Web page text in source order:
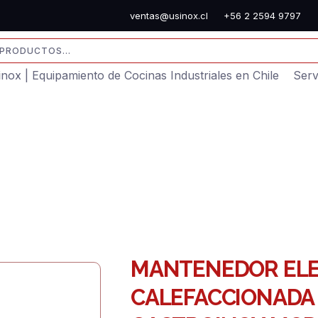
ventas@usinox.cl +56 2 2594 9797
| Equipamiento de Cocinas Industriales en Chile
MANTENEDOR